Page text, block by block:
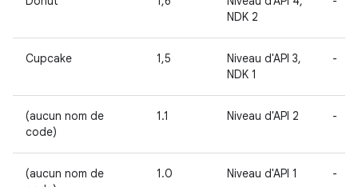
NDK 2
Cupcake 1,5
Niveau d'API 3,
NDK 1
-
(aucun nom de
code)
1.1 Niveau d'API 2 -
(aucun nom de
1.0 Niveau d'API 1 -